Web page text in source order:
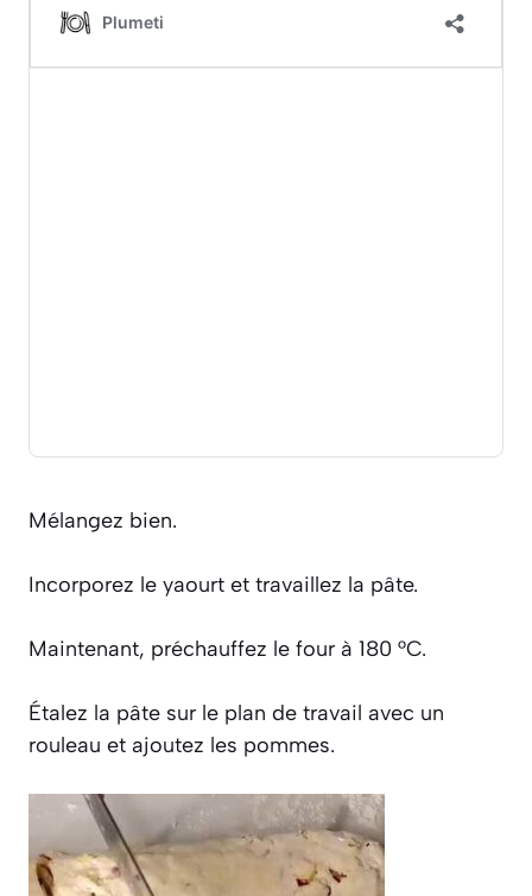
Mélangez bien.
Incorporez le yaourt et travaillez la pâte.
Maintenant, préchauffez le four à 180 °C.
Étalez la pâte sur le plan de travail avec un
rouleau et ajoutez les pommes.